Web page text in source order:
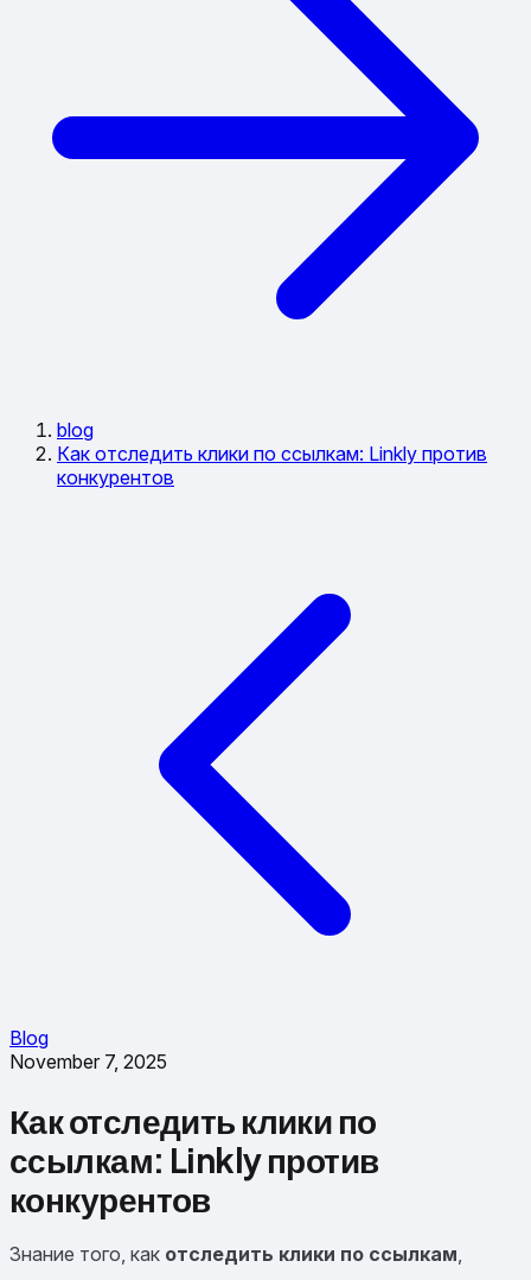
blog
Как отследить клики по ссылкам: Linkly против
конкурентов
Blog
November 7, 2025
Как отследить клики по
ссылкам: Linkly против
конкурентов
Знание того, как отследить клики по ссылкам,